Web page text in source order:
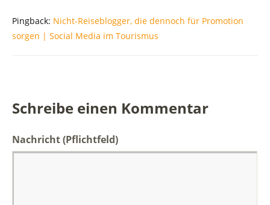
Pingback: Nicht-Reiseblogger, die dennoch für Promotion
sorgen | Social Media im Tourismus
Schreibe einen Kommentar
Nachricht(Pflichtfeld)